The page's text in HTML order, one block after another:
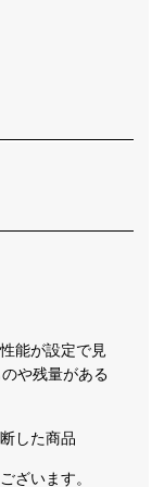
能が設定で見
や残量がある
した商品
ざいます。